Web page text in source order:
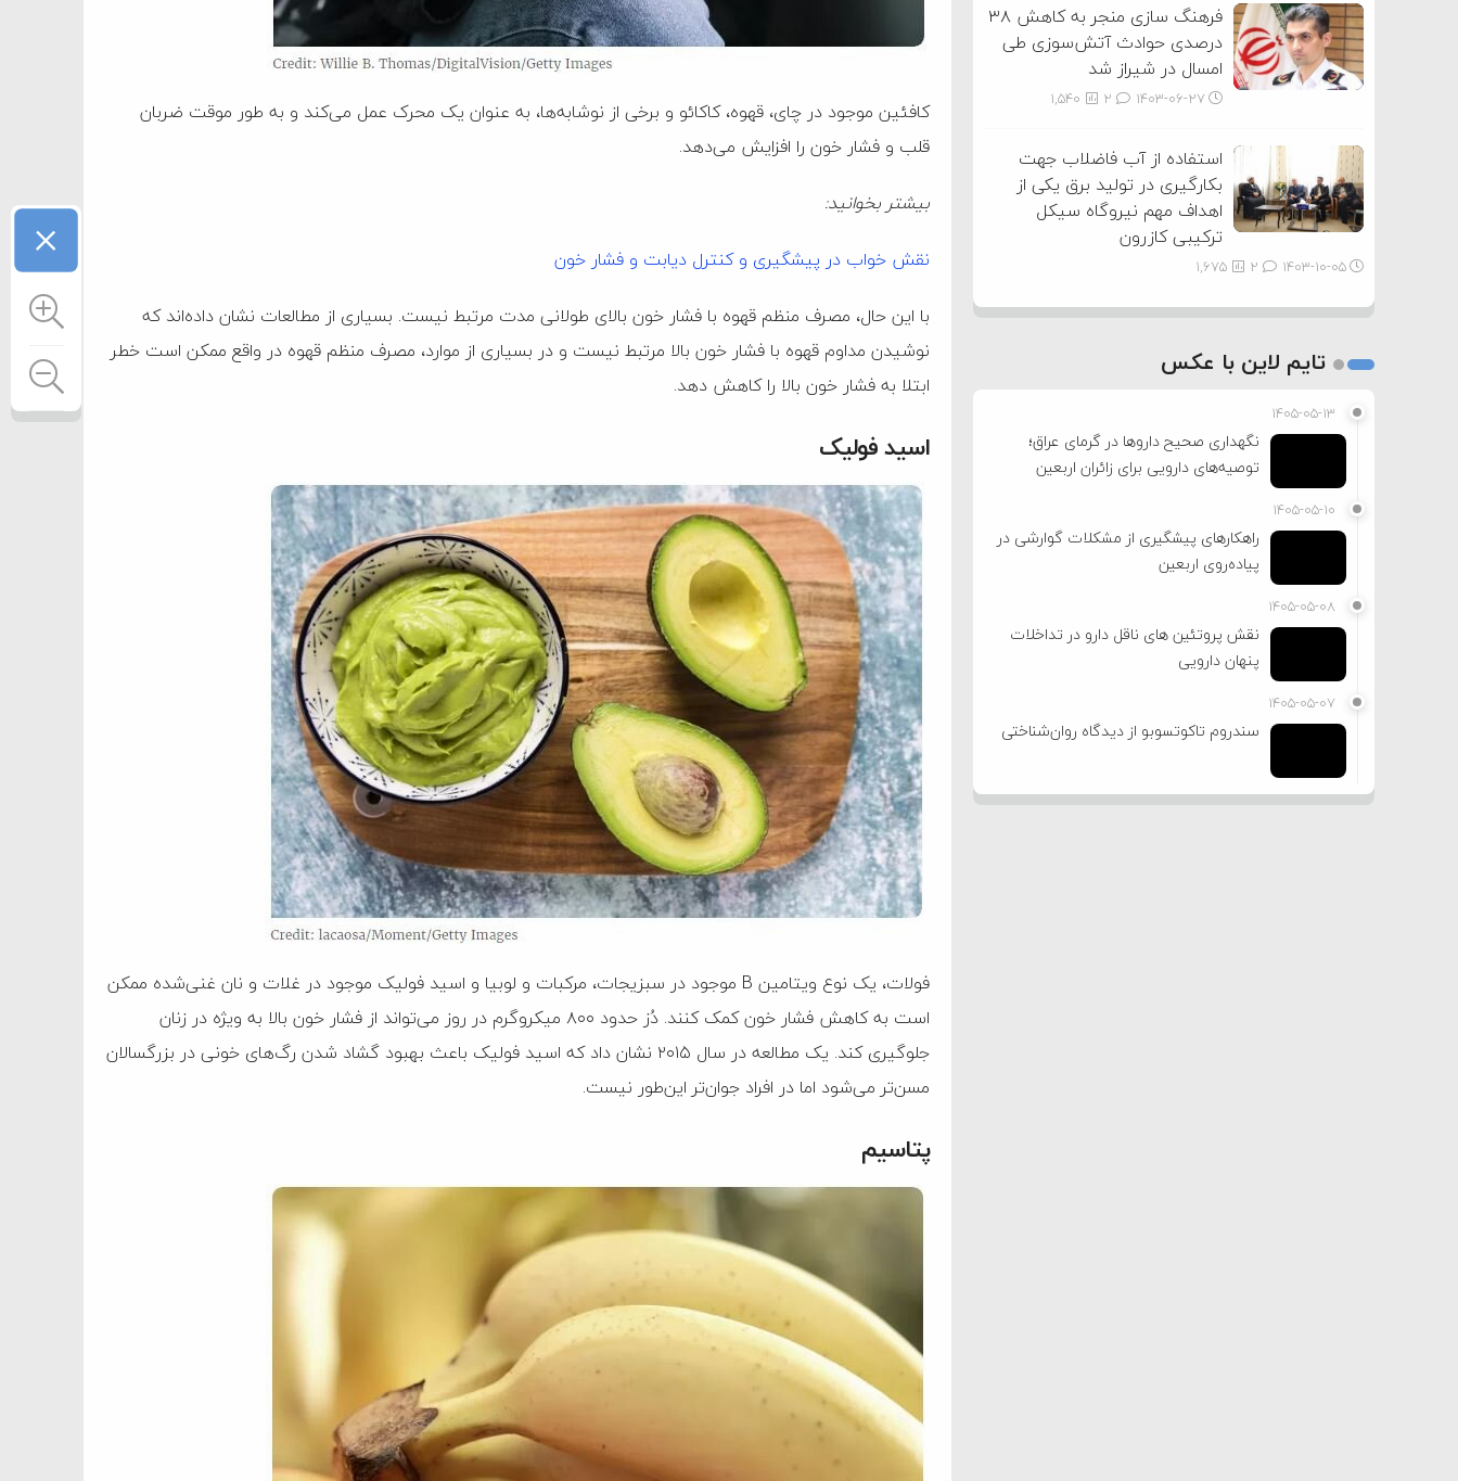
کافئین موجود در چای، قهوه، کاکائو و برخی از نوشابه‌ها، به عنوان یک محرک عمل می‌کند و به طور موقت ضربان
قلب و فشار خون را افزایش می‌دهد.
بیشتر بخوانید:
نقش خواب در پیشگیری و کنترل دیابت و فشار خون
با این حال، مصرف منظم قهوه با فشار خون بالای طولانی مدت مرتبط نیست. بسیاری از مطالعات نشان داده‌اند که
نوشیدن مداوم قهوه با فشار خون بالا مرتبط نیست و در بسیاری از موارد، مصرف منظم قهوه در واقع ممکن است خطر
ابتلا به فشار خون بالا را کاهش دهد.
اسید فولیک
فولات، یک نوع ویتامین B موجود در سبزیجات، مرکبات و لوبیا و اسید فولیک موجود در غلات و نان غنی‌شده ممکن
است به کاهش فشار خون کمک کنند. دُز حدود ۸۰۰ میکروگرم در روز می‌تواند از فشار خون بالا به ویژه در زنان
جلوگیری کند. یک مطالعه در سال ۲۰۱۵ نشان داد که اسید فولیک باعث بهبود گشاد شدن رگ‌های خونی در بزرگسالان
مسن‌تر می‌شود اما در افراد جوان‌تر این‌طور نیست.
پتاسیم
فرهنگ سازی منجر به کاهش ۳۸
درصدی حوادث آتش‌سوزی طی
امسال در شیراز شد
۱۴۰۳-۰۶-۲۷ 1,540
استفاده از آب فاضلاب جهت
بکارگیری در تولید برق یکی از
اهداف مهم نیروگاه سیکل
ترکیبی کازرون
۱۴۰۳-۱۰-۰۵ 1,675
تایم لاین با عکس
۱۴۰۵-۰۵-۱۳
نگهداری صحیح داروها در گرمای عراق؛
توصیه‌های دارویی برای زائران اربعین
۱۴۰۵-۰۵-۱۰
راهکارهای پیشگیری از مشکلات گوارشی در
پیاده‌روی اربعین
۱۴۰۵-۰۵-۰۸
نقش پروتئین های ناقل دارو در تداخلات
پنهان دارویی
۱۴۰۵-۰۵-۰۷
سندروم تاکوتسوبو از دیدگاه روان‌شناختی
×